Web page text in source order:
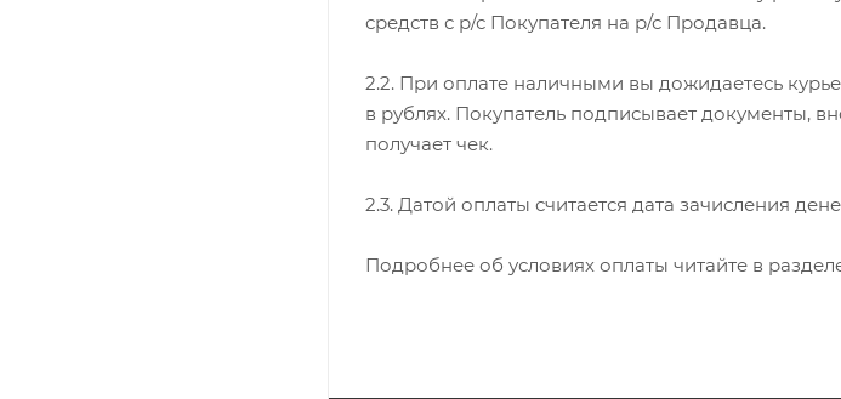
средств с р/с Покупателя на р/с Продавца.
2.2. При оплате наличными вы дожидаетесь
в рублях. Покупатель подписывает документы,
получает чек.
2.3. Датой оплаты считается дата зачисления
Подробнее об условиях оплаты читайте в